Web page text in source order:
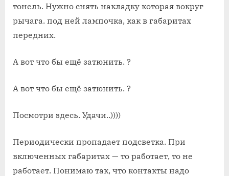
тонель. Нужно снять накладку которая вокруг
рычага. под ней лампочка, как в габаритах
передних.
А вот что бы ещё затюнить. ?
А вот что бы ещё затюнить. ?
Посмотри здесь. Удачи..))))
Периодически пропадает подсветка. При
включенных габаритах — то работает, то не
работает. Понимаю так, что контакты надо